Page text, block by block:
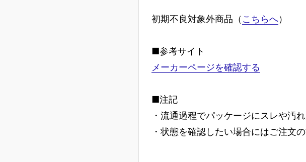
初期不良対象外商品（ こちらへ）
■参考サイト
メーカーページを確認する
■注記
・流通過程でパッケージにスレや汚
・状態を確認したい場合にはご注文